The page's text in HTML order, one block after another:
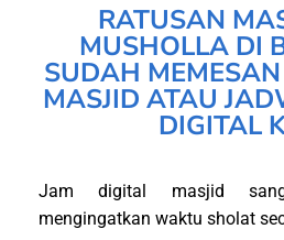
RATUSAN
MUSHOLLA DI
SUDAH
MASJID ATAU
DIGITAL
Jam digital masjid
mengingatkan waktu sholat